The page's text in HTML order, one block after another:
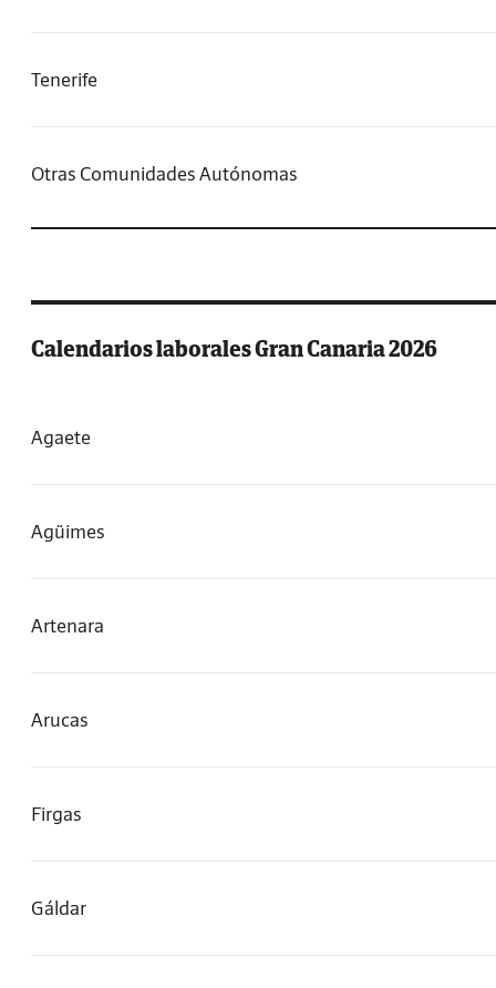
Tenerife
Otras Comunidades Autónomas
Calendarios laborales Gran Canaria 2026
Agaete
Agüimes
Artenara
Arucas
Firgas
Gáldar